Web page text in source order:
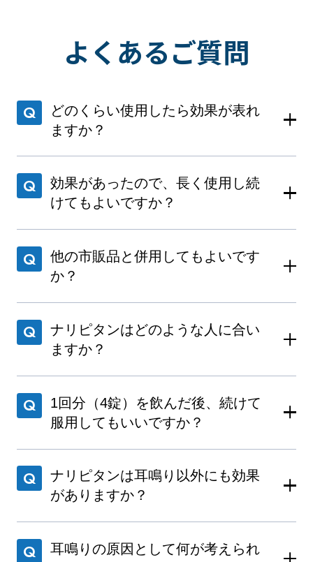
よくあるご質問
どのくらい使用したら効果が表れ
ますか？
効果があったので、長く使用し続
けてもよいですか？
他の市販品と併用してもよいです
か？
ナリピタンはどのような人に合い
ますか？
1回分（4錠）を飲んだ後、続けて
服用してもいいですか？
ナリピタンは耳鳴り以外にも効果
がありますか？
耳鳴りの原因として何が考えられ